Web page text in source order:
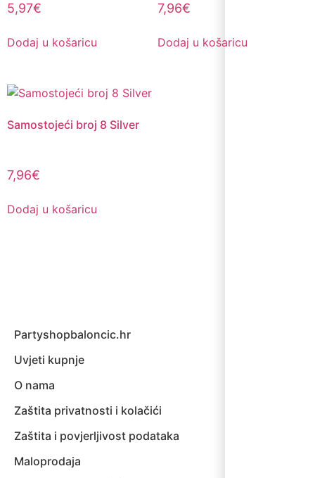
5,97€
Dodaj u košaricu
7,96€
Dodaj u košaricu
Samostojeći broj 8 Silver
7,96€
Dodaj u košaricu
Partyshopbaloncic.hr
Uvjeti kupnje
O nama
Zaštita privatnosti i kolačići
Zaštita i povjerljivost podataka
Maloprodaja